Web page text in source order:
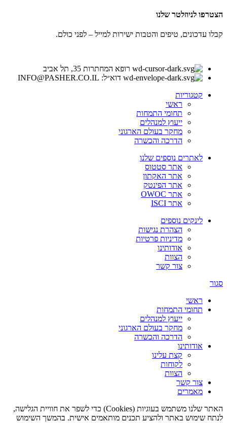
הצטרפו לניוזלטר שלנו
קבלו עדכונים, טיפים והטבות ישירות למייל – לפני כולם.
רופא המחתרות 35, תל אביב
דוא״ל: INFO@PASHER.CO.IL
קטגוריות
ראשי
תחומי התמחות
ייעוץ למנהלים
מחקר בעולם הארגוני
הדרכה והכשרה
לאתרים נוספים שלנו
אתר סטטוס
אתר האקתון
אתר הפינטק
אתר OWOC
אתר ISCI
לינקים נוספים
הצהרת נגישות
מדיניות פרטיות
אודותינו
הצוות
צור קשר
סגור
ראשי
תחומי התמחות
ייעוץ למנהלים
מחקר בעולם הארגוני
הדרכה והכשרה
אודותינו
קצת עלינו
לקוחות
הצוות
צור קשר
מאמרים
האתר שלנו משתמש בעוגיות (Cookies) כדי לשפר את חוויית הגלישה,
לנתח שימוש באתר ולהציע תכנים מותאמים אישית. בהמשך השימוש